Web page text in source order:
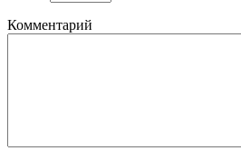
Комментарий